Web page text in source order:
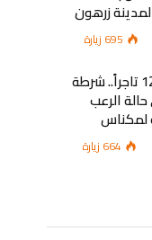
زرهون
695 زيارة
بعد اعتداء طال 12 تاجراً.. شرطة
الرعب
لمكناس
664 زيارة